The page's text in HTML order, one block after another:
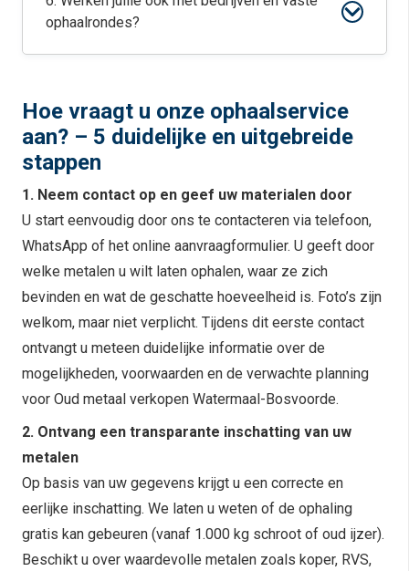
ophaalrondes?
Hoe vraagt u onze ophaalservice
aan? – 5 duidelijke en uitgebreide
stappen
1. Neem contact op en geef uw materialen door
U start eenvoudig door ons te contacteren via telefoon,
WhatsApp of het online aanvraagformulier. U geeft door
welke metalen u wilt laten ophalen, waar ze zich
bevinden en wat de geschatte hoeveelheid is. Foto’s zijn
welkom, maar niet verplicht. Tijdens dit eerste contact
ontvangt u meteen duidelijke informatie over de
mogelijkheden, voorwaarden en de verwachte planning
voor Oud metaal verkopen Watermaal-Bosvoorde.
2. Ontvang een transparante inschatting van uw
metalen
Op basis van uw gegevens krijgt u een correcte en
eerlijke inschatting. We laten u weten of de ophaling
gratis kan gebeuren (vanaf 1.000 kg schroot of oud ijzer).
Beschikt u over waardevolle metalen zoals koper, RVS,